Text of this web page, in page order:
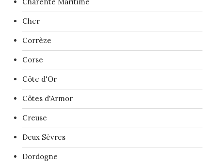
Charente Maritime
Cher
Corrèze
Corse
Côte d'Or
Côtes d'Armor
Creuse
Deux Sèvres
Dordogne